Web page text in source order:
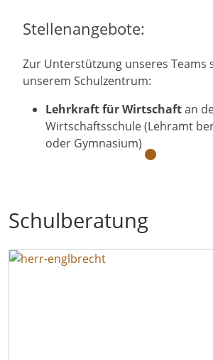
Stellenangebote:
Zur Unterstützung unseres Teams
unserem Schulzentrum:
Lehrkraft für Wirtschaftan
Wirtschaftsschule (Lehramt
oder Gymnasium)
Schulberatung